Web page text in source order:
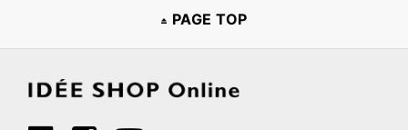
PAGE TOP